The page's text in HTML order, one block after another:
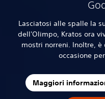
Lasciatosi alle spalle la
dell'Olimpo, Kratos ora
mostri norreni. Inoltre, è
occasione
Maggiori